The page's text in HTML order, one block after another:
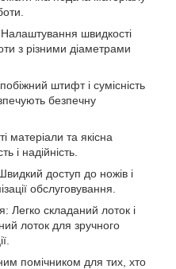
швидкості
з різними діаметрами
штифт і сумісність
безпечну
матеріали та якісна
і надійність.
доступ до ножів і
обслуговування.
Легко складаний лоток і
лоток для зручного
помічником для тих, хто